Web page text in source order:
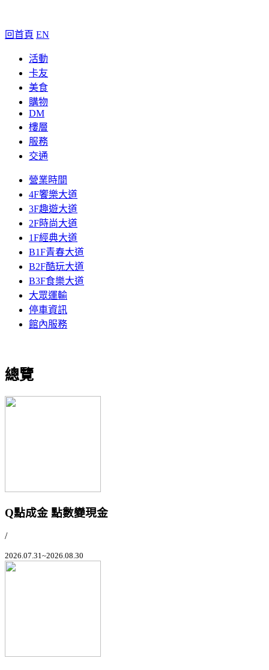
回首頁 EN
活動
卡友
美食
購物
DM
樓層
服務
交通
營業時間
4F饗樂大道
3F趣遊大道
2F時尚大道
1F經典大道
B1F青春大道
B2F酷玩大道
B3F食樂大道
大眾運輸
停車資訊
館內服務
總覽
Q點成金 點數變現金
/
2026.07.31~2026.08.30